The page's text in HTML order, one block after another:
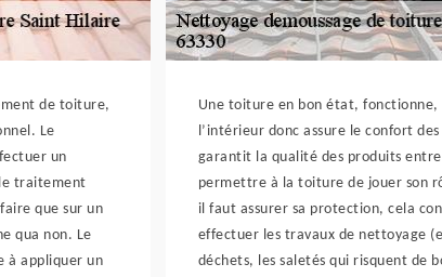
de toiture,
Le
un
traitement
que sur un
qua non. Le
à appliquer un
Une toiture en bon état, fonctionne,
l’intérieur donc assure le confort
garantit la qualité des produits
permettre à la toiture de jouer son
il faut assurer sa protection, cela
effectuer les travaux de nettoyage
déchets, les saletés qui risquent de